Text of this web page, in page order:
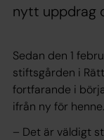
nytt uppdrag
Sedan den 1
stiftsgården i
fortfarande i
ifrån ny för henne.
– Det är väldigt